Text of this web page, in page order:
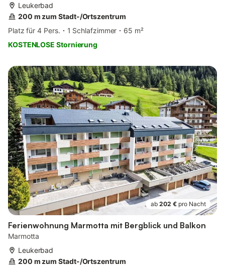
Leukerbad
200 m zum Stadt-/Ortszentrum
Platz für 4 Pers.
1 Schlafzimmer
65 m²
KOSTENLOSE Stornierung
ab 202 € pro Nacht
Ferienwohnung Marmotta mit Bergblick und Balkon
Marmotta
Leukerbad
200 m zum Stadt-/Ortszentrum